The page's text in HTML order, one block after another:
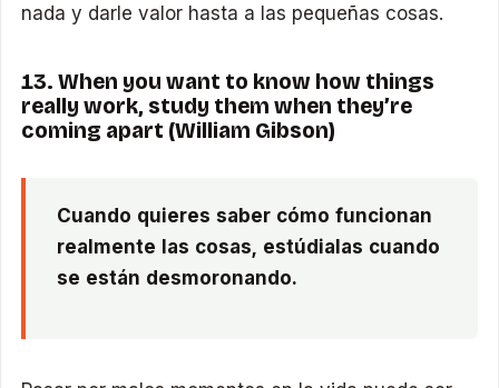
nada y darle valor hasta a las pequeñas cosas.
13. When you want to know how things
really work, study them when they’re
coming apart (William Gibson)
Cuando quieres saber cómo funcionan
realmente las cosas, estúdialas cuando
se están desmoronando.